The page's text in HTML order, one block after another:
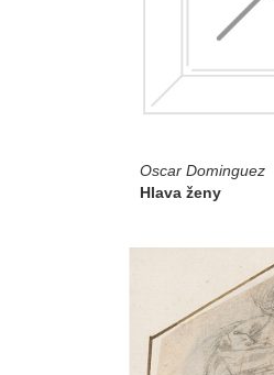
Oscar Dominguez
Hlava ženy